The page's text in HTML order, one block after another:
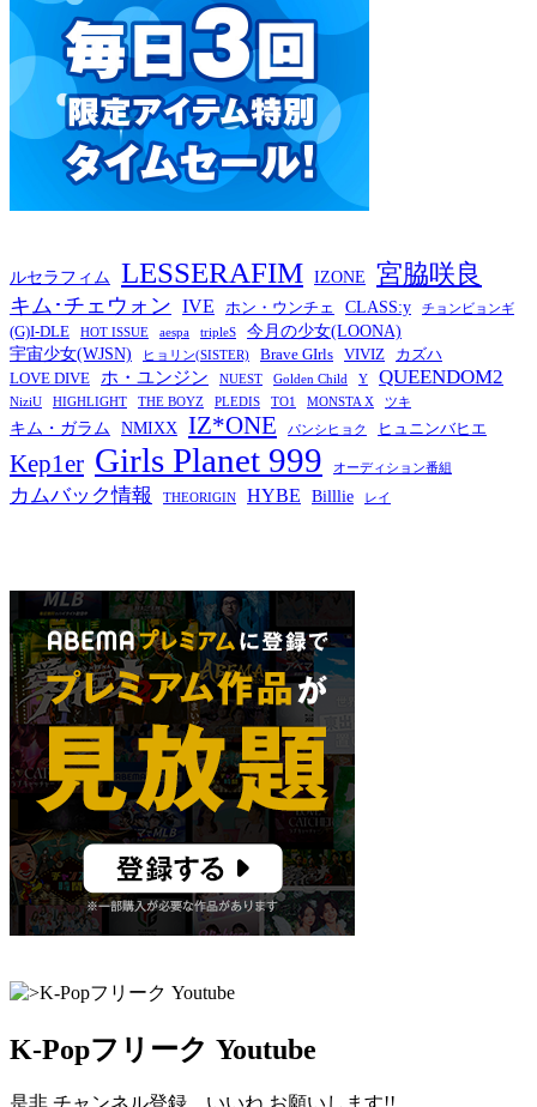
ルセラフィム LESSERAFIM IZONE 宮脇咲良
キム･チェウォン IVE ホン・ウンチェ CLASS:y チョンビョンギ
(G)I-DLE HOT ISSUE aespa tripleS
今月の少女(LOONA)
宇宙少女(WJSN)
ヒョリン(SISTER) Brave GIrls VIVIZ
カズハ
LOVE DIVE
ホ・ユンジン NUEST Golden Child Y QUEENDOM2
NiziU HIGHLIGHT THE BOYZ PLEDIS TO1 MONSTA X ツキ
キム・ガラム NMIXX IZ*ONE パンシヒョク ヒュニンバヒエ
Kep1er Girls Planet 999 オーディション番組
カムバック情報 THEORIGIN HYBE Billlie レイ
K-Popフリーク Youtube